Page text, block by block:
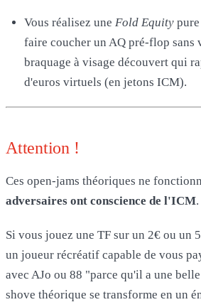
Vous réalisez une Fold Equity
faire coucher un AQ pré-flop sans
braquage à visage découvert qui
d'euros virtuels (en jetons ICM).
Attention !
Ces open-jams théoriques ne
adversaires ont conscience de l'ICM.
Si vous jouez une TF sur un 2€ ou un
un joueur récréatif capable de vous
avec AJo ou 88 "parce qu'il a une
shove théorique se transforme en un